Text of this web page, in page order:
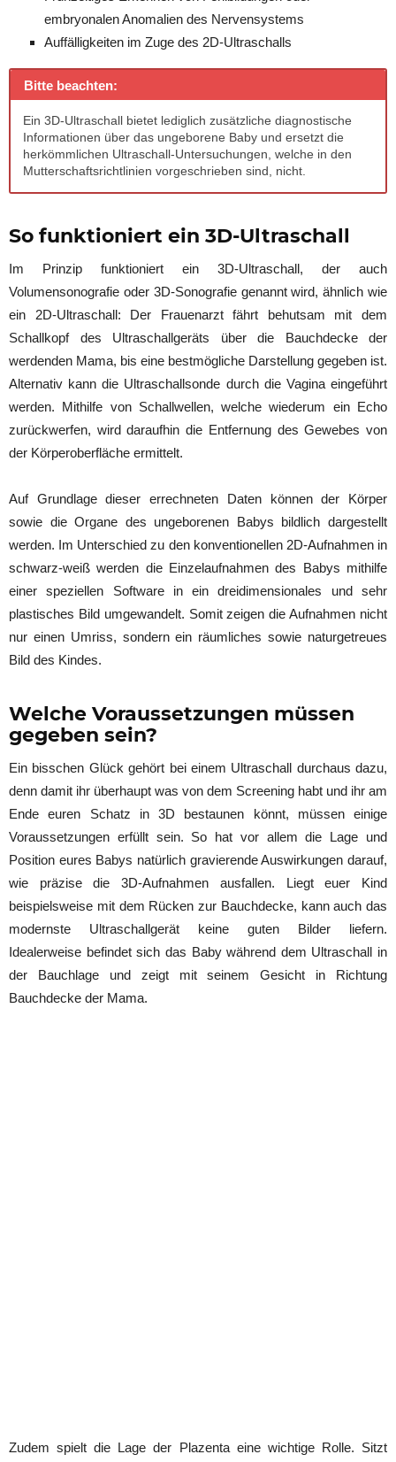
embryonalen Anomalien des Nervensystems
Auffälligkeiten im Zuge des 2D-Ultraschalls
Bitte beachten:
Ein 3D-Ultraschall bietet lediglich zusätzliche diagnostische
Informationen über das ungeborene Baby und ersetzt die
herkömmlichen Ultraschall-Untersuchungen, welche in den
Mutterschaftsrichtlinien vorgeschrieben sind, nicht.
So funktioniert ein 3D-Ultraschall
Im Prinzip funktioniert ein 3D-Ultraschall, der auch
Volumensonografie oder 3D-Sonografie genannt wird, ähnlich wie
ein 2D-Ultraschall: Der Frauenarzt fährt behutsam mit dem
Schallkopf des Ultraschallgeräts über die Bauchdecke der
werdenden Mama, bis eine bestmögliche Darstellung gegeben ist.
Alternativ kann die Ultraschallsonde durch die Vagina eingeführt
werden. Mithilfe von Schallwellen, welche wiederum ein Echo
zurückwerfen, wird daraufhin die Entfernung des Gewebes von
der Körperoberfläche ermittelt.
Auf Grundlage dieser errechneten Daten können der Körper
sowie die Organe des ungeborenen Babys bildlich dargestellt
werden. Im Unterschied zu den konventionellen 2D-Aufnahmen in
schwarz-weiß werden die Einzelaufnahmen des Babys mithilfe
einer speziellen Software in ein dreidimensionales und sehr
plastisches Bild umgewandelt. Somit zeigen die Aufnahmen nicht
nur einen Umriss, sondern ein räumliches sowie naturgetreues
Bild des Kindes.
Welche Voraussetzungen müssen
gegeben sein?
Ein bisschen Glück gehört bei einem Ultraschall durchaus dazu,
denn damit ihr überhaupt was von dem Screening habt und ihr am
Ende euren Schatz in 3D bestaunen könnt, müssen einige
Voraussetzungen erfüllt sein. So hat vor allem die Lage und
Position eures Babys natürlich gravierende Auswirkungen darauf,
wie präzise die 3D-Aufnahmen ausfallen. Liegt euer Kind
beispielsweise mit dem Rücken zur Bauchdecke, kann auch das
modernste Ultraschallgerät keine guten Bilder liefern.
Idealerweise befindet sich das Baby während dem Ultraschall in
der Bauchlage und zeigt mit seinem Gesicht in Richtung
Bauchdecke der Mama.
Zudem spielt die Lage der Plazenta eine wichtige Rolle. Sitzt